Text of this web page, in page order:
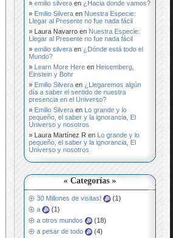
emilio silvera en ¿Hacia donde vamos?
Emilio Silvera en Nuestra Especie:
Llegar al Presente no fue nada fácil
Laura Navarro en Nuestra Especie:
Llegar al Presente no fue nada fácil
emilio silvera en ¿Dónde está todo el
Mundo?
Learn More Here en Heisemberg,
Einstein y Bohr
Emilio Silvera en ¿Llegaremos algún
día a saber el sentido de nuestra
presencia en el Universo?
Emilio Silvera en Lo grande y lo
pequeño, el saber y la ignorancia, El
Universo y nosotros
Laura Martínez R en Lo grande y lo
pequeño, el saber y la ignorancia, El
Universo y nosotros
« Categorías »
30 Millones de visitas!
(1)
a
(1)
a otros mundos
(18)
a pesar de todo
(4)